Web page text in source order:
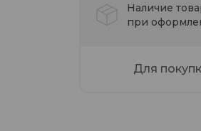
Наличие
при
Для